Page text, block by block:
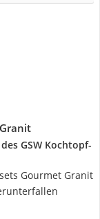
GSW Kochtopf-
Gourmet Granit